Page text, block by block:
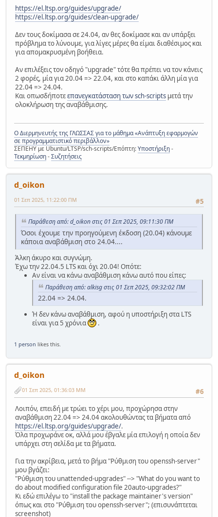
https://el.ltsp.org/guides/upgrade/
https://el.ltsp.org/guides/clean-upgrade/
Δεν τους δοκίμασα σε 24.04, αν θες δοκίμασε και αν υπάρξει
πρόβλημα το λύνουμε, για λίγες μέρες θα είμαι διαθέσιμος και
για απομακρυσμένη βοήθεια.
Αν επιλέξεις τον οδηγό "upgrade" τότε θα πρέπει να τον κάνεις
2 φορές, μία για 20.04 => 22.04, και στο καπάκι άλλη μία για
22.04 => 24.04.
Και οπωσδήποτεεπανεγκατάσταση των sch-scripts μετά την
ολοκλήρωση της αναβάθμισης.
Ο Διερμηνευτής της ΓΛΩΣΣΑΣ για το μάθημα «Ανάπτυξη εφαρμογών
σε προγραμματιστικό περιβάλλον»
ΣΕΠΕΗΥ με Ubuntu/LTSP/sch-scripts/Επόπτη:Υποστήριξη-
Τεκμηρίωση-Συζητήσεις
d_oikon
#5
01 Σεπ 2025, 11:22:00 ΠΜ
Παράθεση από: d_oikon στις 01 Σεπ 2025, 09:11:30 ΠΜ
Όσοι έχουμε την προηγούμενη έκδοση (20.04) κάνουμε
κάποια αναβάθμιση στο 24.04....
Άλκη άκυρο και συγνώμη.
Έχω την 22.04.5 LTS και όχι 20.04! Οπότε:
Αν είναι να κάνω αναβάθμιση κάνω αυτό που είπες:
Παράθεση από: alkisg στις 01 Σεπ 2025, 09:32:02 ΠΜ
22.04 => 24.04.
Ή δεν κάνω αναβάθμιση, αφού η υποστήριξη στα LTS
είναι για 5 χρόνια
.
1 person likes this.
d_oikon
#6
01 Σεπ 2025, 01:36:03 ΜΜ
Λοιπόν, επειδή με τρώει το χέρι μου, προχώρησα στην
αναβάθμιση 22.04 => 24.04 ακολουθώντας τα βήματα από
https://el.ltsp.org/guides/upgrade/.
Όλα προχωράνε οκ, αλλά μου έβγαλε μία επιλογή η οποία δεν
υπάρχει στη σελίδα με τα βήματα.
Για την ακρίβεια, μετά το βήμα "Ρύθμιση του openssh-server"
μου βγάζει:
"Ρύθμιση του unattended-upgrades" --> "What do you want to
do about modified configuration file 20auto-upgrades?"
Κι εδώ επιλέγω το "install the package maintainer's version"
όπως και στο "Ρύθμιση του openssh-server"; (επισυνάπτεται
screenshot)